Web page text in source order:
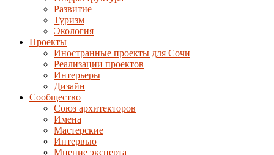
Развитие
Туризм
Экология
Проекты
Иностранные проекты для Сочи
Реализации проектов
Интерьеры
Дизайн
Сообщество
Союз архитекторов
Имена
Мастерские
Интервью
Мнение эксперта